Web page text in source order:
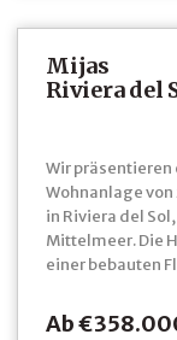
Mijas
Riviera del
Wir
Wohnanlage
in Riviera del
Mittelmeer. Die
einer bebauten
Ab